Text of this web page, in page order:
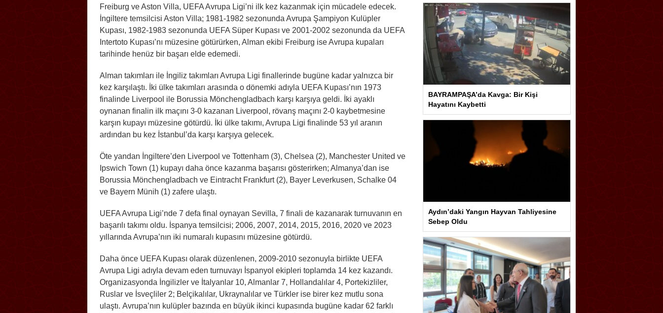
Freiburg ve Aston Villa, UEFA Avrupa Ligi’ni ilk kez kazanmak için mücadele edecek.
İngiltere temsilcisi Aston Villa; 1981-1982 sezonunda Avrupa Şampiyon Kulüpler
Kupası, 1982-1983 sezonunda UEFA Süper Kupası ve 2001-2002 sezonunda da UEFA
Intertoto Kupası’nı müzesine götürürken, Alman ekibi Freiburg ise Avrupa kupaları
tarihinde henüz bir başarı elde edemedi.
Alman takımları ile İngiliz takımları Avrupa Ligi finallerinde bugüne kadar yalnızca bir
kez karşılaştı. İki ülke takımları arasında o dönemki adıyla UEFA Kupası’nın 1973
finalinde Liverpool ile Borussia Mönchengladbach karşı karşıya geldi. İki ayaklı
oynanan finalin ilk maçını 3-0 kazanan Liverpool, rövanş maçını 2-0 kaybetmesine
karşın kupayı müzesine götürdü. İki ülke takımı, Avrupa Ligi finalinde 53 yıl aranın
ardından bu kez İstanbul’da karşı karşıya gelecek.
Öte yandan İngiltere’den Liverpool ve Tottenham (3), Chelsea (2), Manchester United ve
Ipswich Town (1) kupayı daha önce kazanma başarısı gösterirken; Almanya’dan ise
Borussia Mönchengladbach ve Eintracht Frankfurt (2), Bayer Leverkusen, Schalke 04
ve Bayern Münih (1) zafere ulaştı.
UEFA Avrupa Ligi’nde 7 defa final oynayan Sevilla, 7 finali de kazanarak turnuvanın en
başarılı takımı oldu. İspanya temsilcisi; 2006, 2007, 2014, 2015, 2016, 2020 ve 2023
yıllarında Avrupa’nın iki numaralı kupasını müzesine götürdü.
Daha önce UEFA Kupası olarak düzenlenen, 2009-2010 sezonuyla birlikte UEFA
Avrupa Ligi adıyla devam eden turnuvayı İspanyol ekipleri toplamda 14 kez kazandı.
Organizasyonda İngilizler ve İtalyanlar 10, Almanlar 7, Hollandalılar 4, Portekizliler,
Ruslar ve İsveçliler 2; Belçikalılar, Ukraynalılar ve Türkler ise birer kez mutlu sona
ulaştı. Avrupa’nın kulüpler bazında en büyük ikinci kupasında bugüne kadar 62 farklı
BAYRAMPAŞA’da Kavga: Bir Kişi
Hayatını Kaybetti
Aydın’daki Yangın Hayvan Tahliyesine
Sebep Oldu